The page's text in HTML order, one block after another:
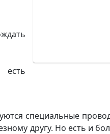
есть
специальные
другу. Но есть и